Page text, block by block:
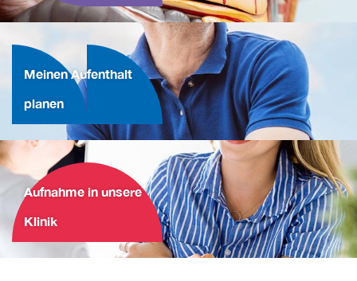
Meinen Aufenthalt
planen
Aufnahme in unsere
Klinik